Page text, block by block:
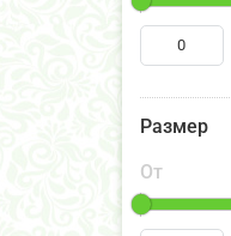
Размер
От